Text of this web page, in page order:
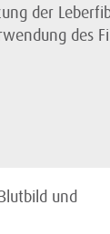
der
des
und